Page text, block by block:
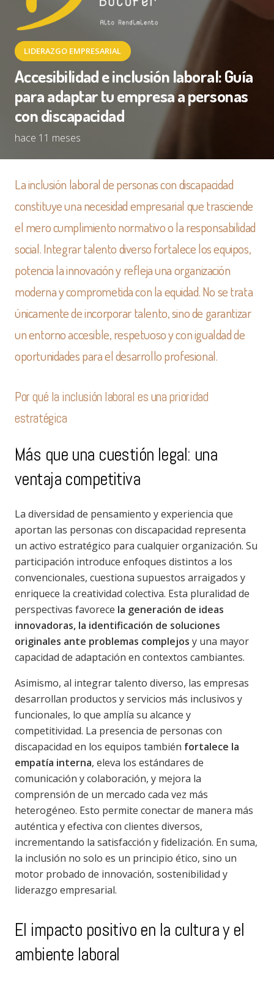
LIDERAZGO EMPRESARIAL
Accesibilidad e inclusión laboral: Guía
para adaptar tu empresa a personas
con discapacidad
hace 11 meses
La inclusión laboral de personas con discapacidad
constituye una necesidad empresarial que trasciende
el mero cumplimiento normativo o la responsabilidad
social. Integrar talento diverso fortalece los equipos,
potencia la innovación y refleja una organización
moderna y comprometida con la equidad. No se trata
únicamente de incorporar talento, sino de garantizar
un entorno accesible, respetuoso y con igualdad de
oportunidades para el desarrollo profesional.
Por qué la inclusión laboral es una prioridad
estratégica
Más que una cuestión legal: una
ventaja competitiva
La diversidad de pensamiento y experiencia que
aportan las personas con discapacidad representa
un activo estratégico para cualquier organización. Su
participación introduce enfoques distintos a los
convencionales, cuestiona supuestos arraigados y
enriquece la creatividad colectiva. Esta pluralidad de
perspectivas favorece la generación de ideas
innovadoras, la identificación de soluciones
originales ante problemas complejos y una mayor
capacidad de adaptación en contextos cambiantes.
Asimismo, al integrar talento diverso, las empresas
desarrollan productos y servicios más inclusivos y
funcionales, lo que amplía su alcance y
competitividad. La presencia de personas con
discapacidad en los equipos también fortalece la
empatía interna, eleva los estándares de
comunicación y colaboración, y mejora la
comprensión de un mercado cada vez más
heterogéneo. Esto permite conectar de manera más
auténtica y efectiva con clientes diversos,
incrementando la satisfacción y fidelización. En suma,
la inclusión no solo es un principio ético, sino un
motor probado de innovación, sostenibilidad y
liderazgo empresarial.
El impacto positivo en la cultura y el
ambiente laboral